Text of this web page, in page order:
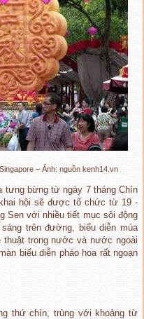
– Ảnh: nguồn kenh14.vn
tưng bừng từ ngày 7 tháng Chín
hội sẽ được tổ chức từ 19 -
Sen với nhiều tiết mục sôi động
trên đường, biểu diễn múa
thuật trong nước và nước ngoài
biểu diễn pháo hoa rất ngoạn
thứ chín, trùng với khoảng từ